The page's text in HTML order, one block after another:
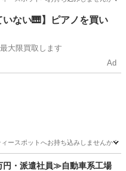
ラシ
いない🎹】ピアノを買い
大限買取します
Ad
ポットへお持ち込みしませんか？
ピアニカ
・派遣社員≫自動車系工場